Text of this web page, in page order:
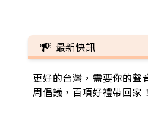
最新快訊
更好的台灣，需要你的聲
周倡議，百項好禮帶回家！